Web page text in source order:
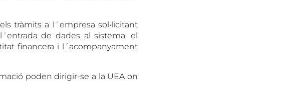
tràmits a l´empresa sol•licitant
de dades al sistema, el
financera i l´acompanyament
poden dirigir-se a la UEA on